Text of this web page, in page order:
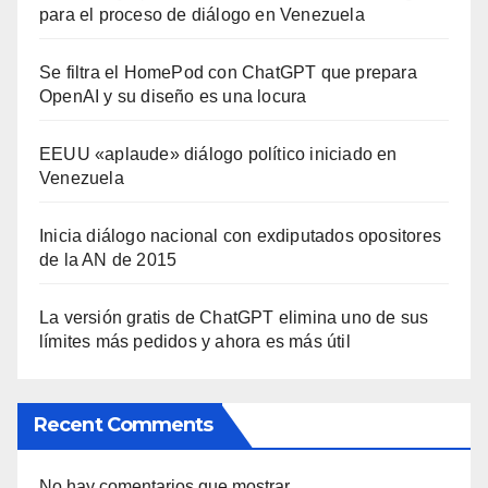
para el proceso de diálogo en Venezuela
Se filtra el HomePod con ChatGPT que prepara
OpenAI y su diseño es una locura
EEUU «aplaude» diálogo político iniciado en
Venezuela
Inicia diálogo nacional con exdiputados opositores
de la AN de 2015
La versión gratis de ChatGPT elimina uno de sus
límites más pedidos y ahora es más útil
Recent Comments